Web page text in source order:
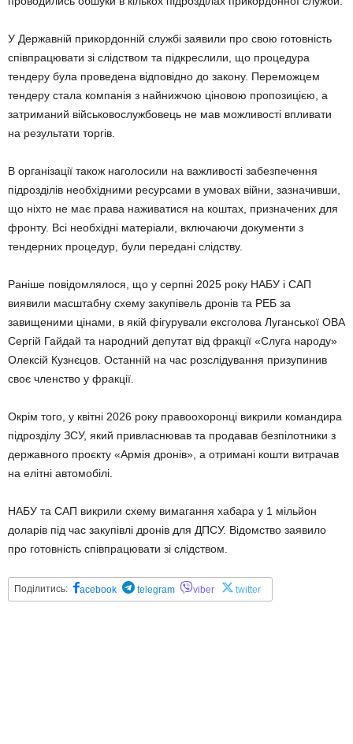
У Державній прикордонній службі заявили про свою готовність
співпрацювати зі слідством та підкреслили, що процедура
тендеру була проведена відповідно до закону. Переможцем
тендеру стала компанія з найнижчою ціновою пропозицією, а
затриманий військовослужбовець не мав можливості впливати
на результати торгів.
В організації також наголосили на важливості забезпечення
підрозділів необхідними ресурсами в умовах війни, зазначивши,
що ніхто не має права наживатися на коштах, призначених для
фронту. Всі необхідні матеріали, включаючи документи з
тендерних процедур, були передані слідству.
Раніше повідомлялося, що у серпні 2025 року НАБУ і САП
виявили масштабну схему закупівель дронів та РЕБ за
завищеними цінами, в якій фігурували ексголова Луганської ОВА
Сергій Гайдай та народний депутат від фракції «Слуга народу»
Олексій Кузнєцов. Останній на час розслідування призупинив
своє членство у фракції.
Окрім того, у квітні 2026 року правоохоронці викрили командира
підрозділу ЗСУ, який привласнював та продавав безпілотники з
державного проєкту «Армія дронів», а отримані кошти витрачав
на елітні автомобілі.
НАБУ та САП викрили схему вимагання хабара у 1 мільйон
доларів під час закупівлі дронів для ДПСУ. Відомство заявило
про готовність співпрацювати зі слідством.
Поділитись: acebook telegram viber twitter